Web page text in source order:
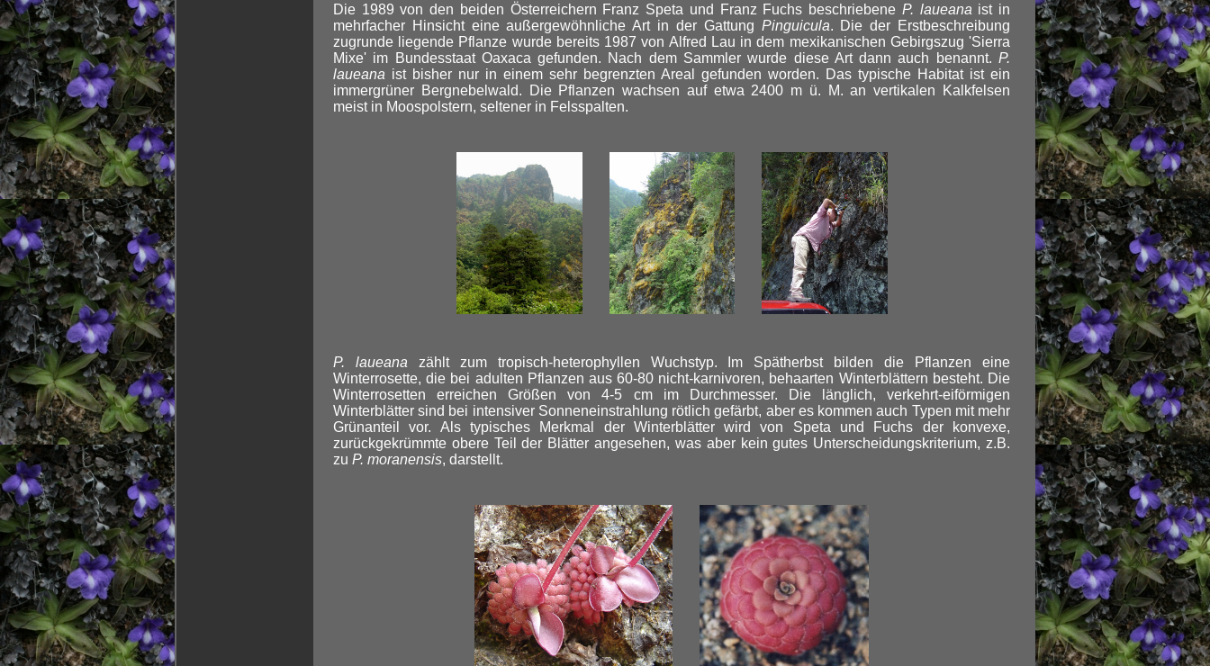
Die 1989 von den beiden Österreichern Franz Speta und Franz Fuchs beschriebene P. laueana ist in
mehrfacher Hinsicht eine außergewöhnliche Art in der Gattung Pinguicula. Die der Erstbeschreibung
zugrunde liegende Pflanze wurde bereits 1987 von Alfred Lau in dem mexikanischen Gebirgszug 'Sierra
Mixe' im Bundesstaat Oaxaca gefunden. Nach dem Sammler wurde diese Art dann auch benannt. P.
laueana ist bisher nur in einem sehr begrenzten Areal gefunden worden. Das typische Habitat ist ein
immergrüner Bergnebelwald. Die Pflanzen wachsen auf etwa 2400 m ü. M. an vertikalen Kalkfelsen
meist in Moospolstern, seltener in Felsspalten.
P. laueana zählt zum tropisch-heterophyllen Wuchstyp. Im Spätherbst bilden die Pflanzen eine
Winterrosette, die bei adulten Pflanzen aus 60-80 nicht-karnivoren, behaarten Winterblättern besteht. Die
Winterrosetten erreichen Größen von 4-5 cm im Durchmesser. Die länglich, verkehrt-eiförmigen
Winterblätter sind bei intensiver Sonneneinstrahlung rötlich gefärbt, aber es kommen auch Typen mit mehr
Grünanteil vor. Als typisches Merkmal der Winterblätter wird von Speta und Fuchs der konvexe,
zurückgekrümmte obere Teil der Blätter angesehen, was aber kein gutes Unterscheidungskriterium, z.B.
zu P. moranensis, darstellt.